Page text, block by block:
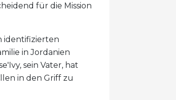
für die Mission
identifizierten
in Jordanien
sein Vater, hat
in den Griff zu